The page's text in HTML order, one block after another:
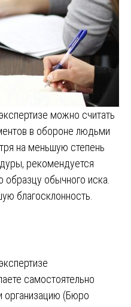
можно считать
в обороне людьми
на меньшую степень
рекомендуется
образцу обычного иска.
благосклонность.
самостоятельно
организацию (Бюро